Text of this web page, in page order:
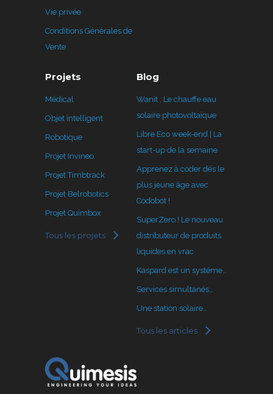
Vie privée
Conditions Générales de
Vente
Projets
Médical
Objet intelligent
Robotique
Projet Invineo
Projet Timbtrack
Projet Belrobotics
Projet Quimbox
Tous les projets
Blog
Wanit : Le chauffe eau
solaire photovoltaïque
Libre Eco week-end | La
start-up de la semaine
Apprenez à coder dés le
plus jeune âge avec
Codobot !
SuperZero ! Le nouveau
distributeur de produits
liquides en vrac
Kaspard est un systéme…
Services simultanés…
Une station solaire…
Tous les articles